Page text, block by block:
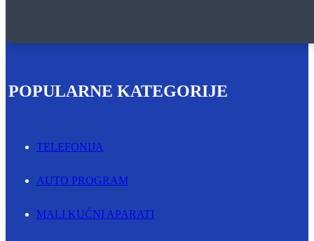
POPULARNE KATEGORIJE
TELEFONIJA
AUTO PROGRAM
MALI KUĆNI APARATI